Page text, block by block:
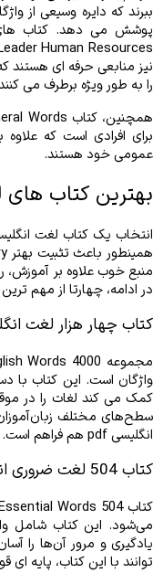
را به ‌طور ویژه برطرف می‌ کنند.
عمومی خود هستند.
بهترین کتاب
در ادامه، چهارتا از مهم‌ ترین کتاب های لغت انگلیسی را معرفی خواهیم کرد.
کتاب چهار هزار لغت
انگلیسی pdf هم فراهم است.
کتاب 504 لغت ضروری انگلیسی
‌توانند با این کتاب، پایه ‌ای قوی در واژگان بسازند.